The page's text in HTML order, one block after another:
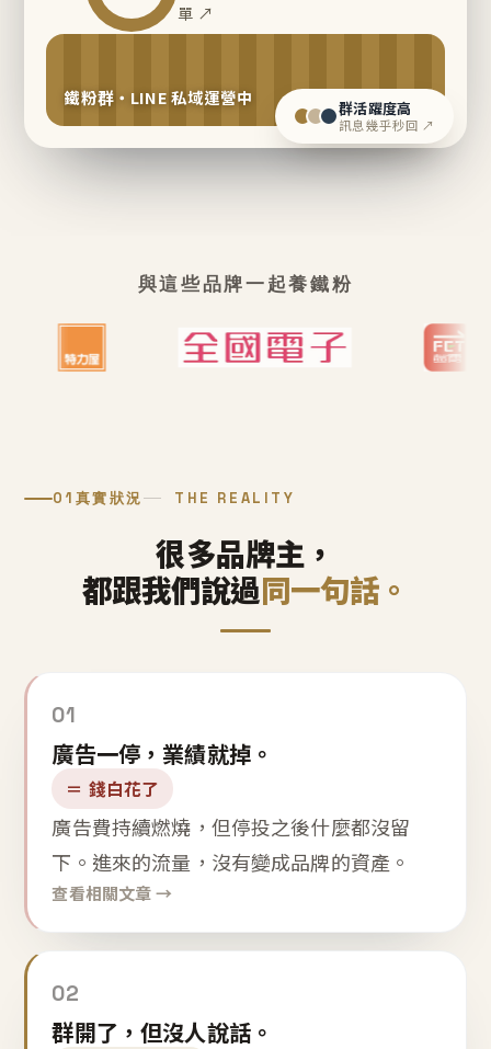
單 ↗
鐵粉群・LINE 私域運營中 群活躍度高
訊息幾乎秒回 ↗
與這些品牌一起養鐵粉
01 真實狀況 THE REALITY
很多品牌主，
都跟我們說過同一句話。
01
廣告一停，業績就掉。
＝ 錢白花了
廣告費持續燃燒，但停投之後什麼都沒留
下。進來的流量，沒有變成品牌的資產。
查看相關文章 →
02
群開了，但沒人說話。